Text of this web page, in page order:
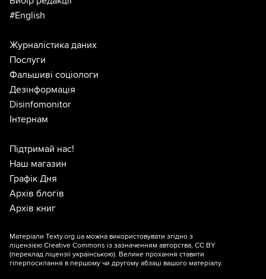
#English
Журналістика даних
Послуги
Фальшиві соціологи
Дезінформація
Disinfomonitor
Інтернам
Підтримай нас!
Наш магазин
Графік Дня
Архів блогів
Архів книг
Матеріали Texty.org.ua можна використовувати згідно з
ліцензією Creative Commons із зазначенням авторства, CC BY
(переклад ліцензії українською). Велике прохання ставити
гіперпосилання в першому чи другому абзаці вашого матеріалу.